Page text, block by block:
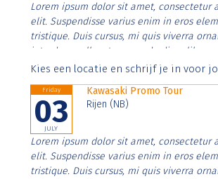
Lorem ipsum dolor sit amet, consectetur
elit. Suspendisse varius enim in eros
tristique. Duis cursus, mi quis viverra
interdum nulla, ut commodo diam libero
Aenean faucibus nibh et justo cursus id
Kies een locatie en schrijf je in voor
Friday
03
JULY
Kawasaki Promo Tour
Rijen (NB)
Lorem ipsum dolor sit amet, consectetur
elit. Suspendisse varius enim in eros
tristique. Duis cursus, mi quis viverra